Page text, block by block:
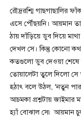
রৌদ্ররশ্মি গাছগাছালির
এসে পৌঁছয়নি। আয়মান
ঠায় দাঁড়িয়ে ডুব দিয়ে
দেখল সে। কিন্তু কোনো
কতগুলো ডুব দেওয়া শেষে
তোয়ালেটা তুলে দিলো
হঠাৎ বলে উঠল, ‘নতুন
আচমকা প্রশ্নটায় জাইমার
হ্যাঁ বোঝাল সে৷ আয়মান